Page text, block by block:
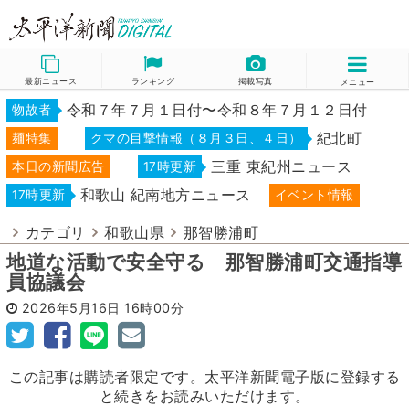
最新ニュース ランキング 掲載写真 メニュー
物故者 令和７年７月１日付〜令和８年７月１２日付
麺特集 クマの目撃情報（８月３日、４日） 紀北町
本日の新聞広告 17時更新 三重 東紀州ニュース
17時更新 和歌山 紀南地方ニュース イベント情報
カテゴリ 和歌山県 那智勝浦町
地道な活動で安全守る 那智勝浦町交通指導
員協議会
2026年5月16日 16時00分
この記事は購読者限定です。太平洋新聞電子版に登録する
と続きをお読みいただけます。